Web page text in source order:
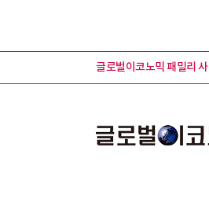
글로벌이코노믹 패밀리